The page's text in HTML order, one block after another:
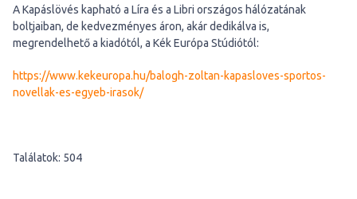
A Kapáslövés kapható a Líra és a Libri országos hálózatának
boltjaiban, de kedvezményes áron, akár dedikálva is,
megrendelhető a kiadótól, a Kék Európa Stúdiótól:
https://www.kekeuropa.hu/balogh-zoltan-kapasloves-sportos-
novellak-es-egyeb-irasok/
Találatok: 504